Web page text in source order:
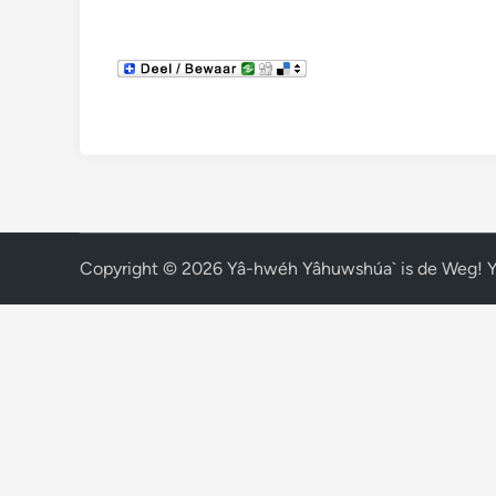
Copyright © 2026 Yâ-hwéh Yâhuwshúa` is de Weg!